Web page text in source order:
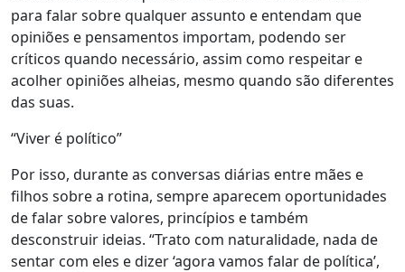
para falar sobre qualquer assunto e entendam que
opiniões e pensamentos importam, podendo ser
críticos quando necessário, assim como respeitar e
acolher opiniões alheias, mesmo quando são diferentes
das suas.
“Viver é político”
Por isso, durante as conversas diárias entre mães e
filhos sobre a rotina, sempre aparecem oportunidades
de falar sobre valores, princípios e também
desconstruir ideias. “Trato com naturalidade, nada de
sentar com eles e dizer ‘agora vamos falar de política’,